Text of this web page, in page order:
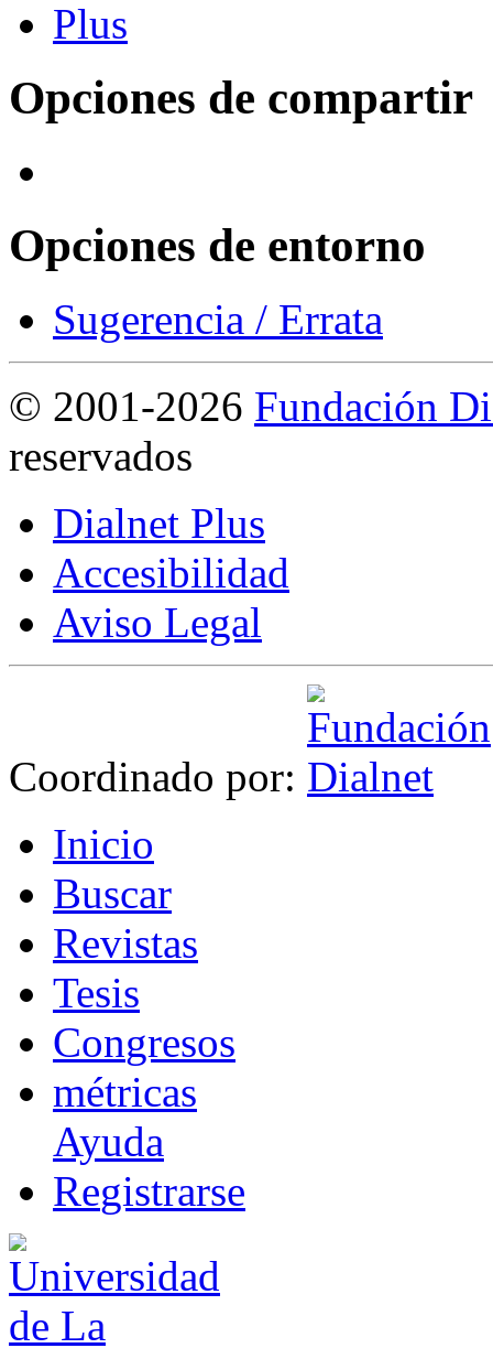
Opciones de compartir
Opciones de entorno
Sugerencia / Errata
© 2001-2026 Fundación
reservados
Dialnet Plus
Accesibilidad
Aviso Legal
Coordinado por:
Inicio
Buscar
Revistas
Tesis
Congresos
métricas
Ayuda
Registrarse